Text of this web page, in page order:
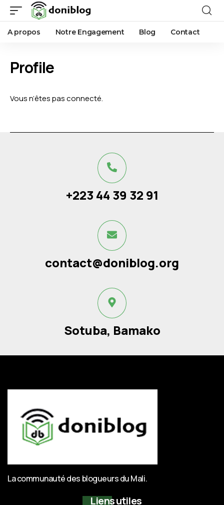
A propos Notre Engagement Blog Contact
Profile
Vous n’êtes pas connecté.
+223 44 39 32 91
contact@doniblog.org
Sotuba, Bamako
La communauté des blogueurs du Mali.
Liens utiles